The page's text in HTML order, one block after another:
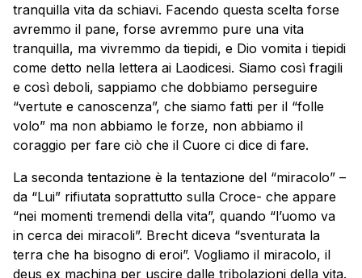
tranquilla vita da schiavi. Facendo questa scelta forse
avremmo il pane, forse avremmo pure una vita
tranquilla, ma vivremmo da tiepidi, e Dio vomita i tiepidi
come detto nella lettera ai Laodicesi. Siamo così fragili
e così deboli, sappiamo che dobbiamo perseguire
“vertute e canoscenza”, che siamo fatti per il “folle
volo” ma non abbiamo le forze, non abbiamo il
coraggio per fare ciò che il Cuore ci dice di fare.
La seconda tentazione è la tentazione del “miracolo” –
da “Lui” rifiutata soprattutto sulla Croce- che appare
“nei momenti tremendi della vita”, quando “l’uomo va
in cerca dei miracoli”. Brecht diceva “sventurata la
terra che ha bisogno di eroi”. Vogliamo il miracolo, il
deus ex machina per uscire dalle tribolazioni della vita.